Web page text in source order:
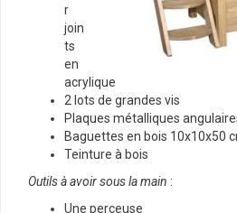
r
join
ts
en
acrylique
2 lots de grandes vis
Plaques métalliques
Baguettes en bois 10x10x50
Teinture à bois
Outils à avoir sous la main :
Une perceuse